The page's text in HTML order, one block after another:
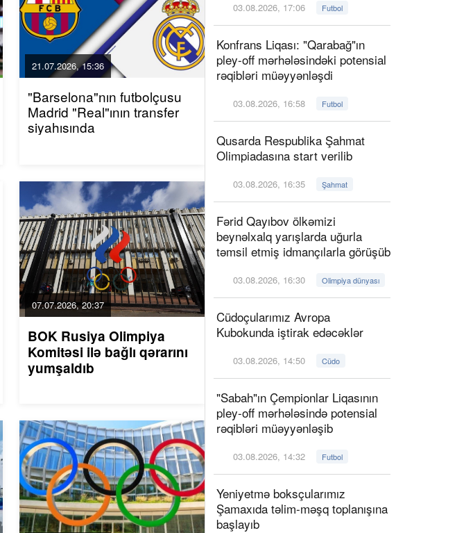
21.07.2026, 15:36
"Barselona"nın futbolçusu
Madrid "Real"ının transfer
siyahısında
07.07.2026, 20:37
BOK Rusiya Olimpiya
Komitəsi ilə bağlı qərarını
yumşaldıb
03.08.2026, 17:06 Futbol
Konfrans Liqası: "Qarabağ"ın
pley-off mərhələsindəki potensial
rəqibləri müəyyənləşdi
03.08.2026, 16:58 Futbol
Qusarda Respublika Şahmat
Olimpiadasına start verilib
03.08.2026, 16:35 Şahmat
Fərid Qayıbov ölkəmizi
beynəlxalq yarışlarda uğurla
təmsil etmiş idmançılarla görüşüb
03.08.2026, 16:30 Olimpiya dünyası
Cüdoçularımız Avropa
Kubokunda iştirak edəcəklər
03.08.2026, 14:50 Cüdo
"Sabah"ın Çempionlar Liqasının
pley-off mərhələsində potensial
rəqibləri müəyyənləşib
03.08.2026, 14:32 Futbol
Yeniyetmə boksçularımız
Şamaxıda təlim-məşq toplanışına
başlayıb